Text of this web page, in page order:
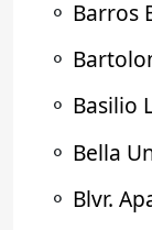
⚬ Barros
⚬
⚬ Basilio
⚬ Bella
⚬ Blvr.